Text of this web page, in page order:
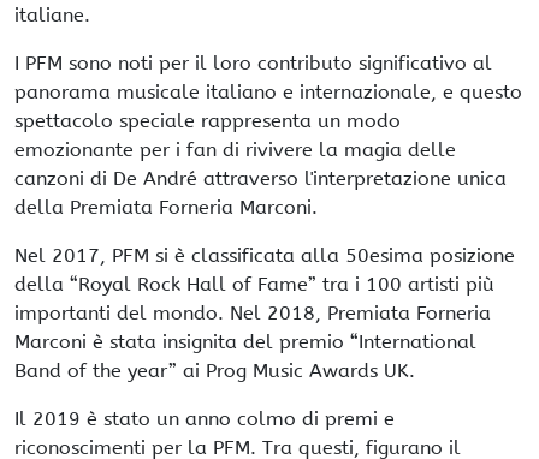
italiane.
I PFM sono noti per il loro contributo significativo al
panorama musicale italiano e internazionale, e questo
spettacolo speciale rappresenta un modo
emozionante per i fan di rivivere la magia delle
canzoni di De André attraverso l'interpretazione unica
della Premiata Forneria Marconi.
Nel 2017, PFM si è classificata alla 50esima posizione
della “Royal Rock Hall of Fame” tra i 100 artisti più
importanti del mondo. Nel 2018, Premiata Forneria
Marconi è stata insignita del premio “International
Band of the year” ai Prog Music Awards UK.
Il 2019 è stato un anno colmo di premi e
riconoscimenti per la PFM. Tra questi, figurano il